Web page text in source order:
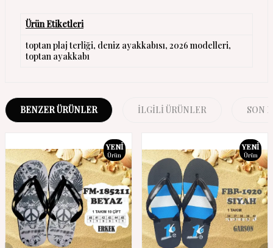
Ürün Etiketleri
toptan plaj terliği, deniz ayakkabısı, 2026 modelleri,
toptan ayakkabı
BENZER ÜRÜNLER İLGILI ÜRÜNLER SON
YENI
Ürün
YENI
Ürün